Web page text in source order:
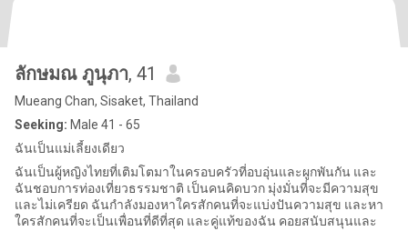
ลักษมณ ภูนุภา, 41
Mueang Chan, Sisaket, Thailand
Seeking: Male 41 - 65
ฉันเป็นแม่เลี้ยงเดียว
ฉันเป็นผู้หญิงไทยที่เติมโตมาในครอบครัวที่อบอุ่นและผูกพันกัน และ
ฉันชอบการท่องเที่ยวธรรมชาติ เป็นคนคิดบวก มุ่งมั่นที่จะมีความสุข
และไม่เครียด ฉันกำลังมองหาใครสักคนที่จะแบ่งปันความสุข และหา
ใครสักคนที่จะเป็นเพื่อนที่ดีที่สุด และคู่แท้ของฉัน คอยสนับสนุนและ